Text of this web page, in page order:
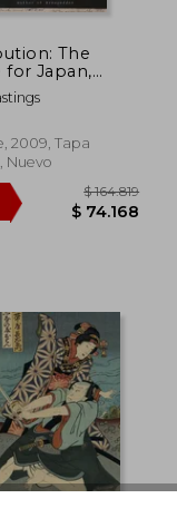
The
for Japan,
(Vintage) (en
2009, Tapa
Nuevo